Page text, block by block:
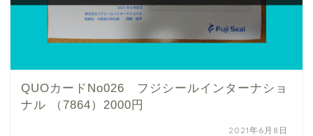
QUOカードNo026 フジシールインターナショ
ナル （7864）2000円
2021年6月8日